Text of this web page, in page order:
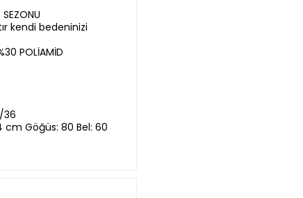
kendi bedeninizi
POLİAMİD
36
cm Göğüs: 80 Bel: 60